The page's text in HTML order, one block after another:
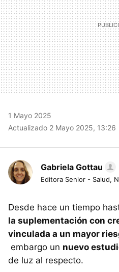
1 Mayo 2025
Actualizado 2 Mayo 2025, 13:26
Gabriela Gottau
Editora Senior - Salud,
Desde hace un tiempo
la suplementación con
vinculada a un mayor
embargo un nuevo
de luz al respecto.